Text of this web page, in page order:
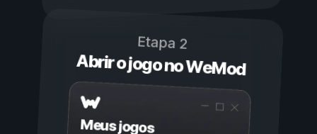
Etapa 2
Abrir o jogo no WeMod
Meus jogos